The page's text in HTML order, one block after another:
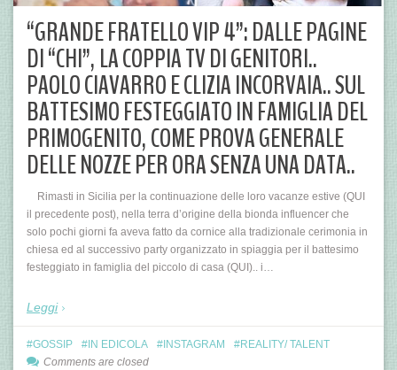
“GRANDE FRATELLO VIP 4”: DALLE PAGINE
DI “CHI”, LA COPPIA TV DI GENITORI..
PAOLO CIAVARRO E CLIZIA INCORVAIA.. SUL
BATTESIMO FESTEGGIATO IN FAMIGLIA DEL
PRIMOGENITO, COME PROVA GENERALE
DELLE NOZZE PER ORA SENZA UNA DATA..
Rimasti in Sicilia per la continuazione delle loro vacanze estive (QUI
il precedente post), nella terra d’origine della bionda influencer che
solo pochi giorni fa aveva fatto da cornice alla tradizionale cerimonia in
chiesa ed al successivo party organizzato in spiaggia per il battesimo
festeggiato in famiglia del piccolo di casa (QUI).. i…
Leggi
GOSSIP IN EDICOLA INSTAGRAM
REALITY/ TALENT
Comments are closed